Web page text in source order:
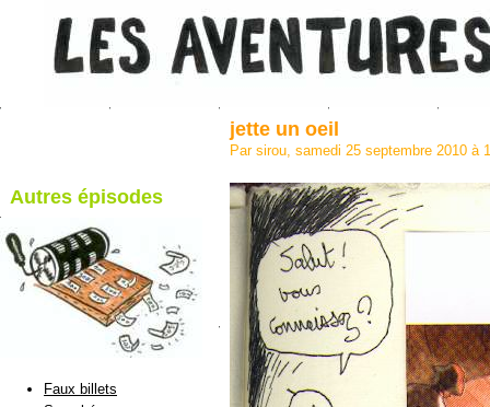
blog de Sirou
jette un oeil
Par sirou, samedi 25 septembre 2010 à
Autres épisodes
Faux billets